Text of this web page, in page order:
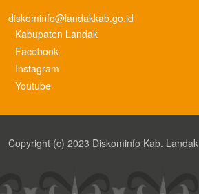
diskominfo@landakkab.go.id
Kabupaten Landak
Facebook
Instagram
Youtube
Copyright (c) 2023 Diskominfo Kab. Landak